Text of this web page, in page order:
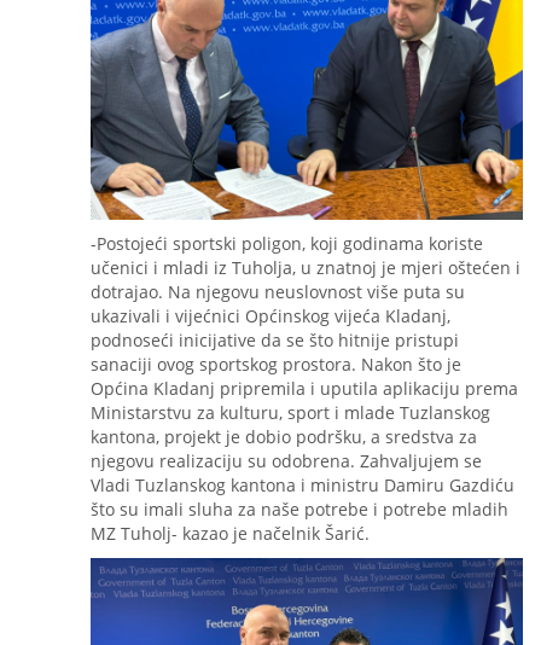
-Postojeći sportski poligon, koji godinama koriste
učenici i mladi iz Tuholja, u znatnoj je mjeri oštećen i
dotrajao. Na njegovu neuslovnost više puta su
ukazivali i vijećnici Općinskog vijeća Kladanj,
podnoseći inicijative da se što hitnije pristupi
sanaciji ovog sportskog prostora. Nakon što je
Općina Kladanj pripremila i uputila aplikaciju prema
Ministarstvu za kulturu, sport i mlade Tuzlanskog
kantona, projekt je dobio podršku, a sredstva za
njegovu realizaciju su odobrena. Zahvaljujem se
Vladi Tuzlanskog kantona i ministru Damiru Gazdiću
što su imali sluha za naše potrebe i potrebe mladih
MZ Tuholj- kazao je načelnik Šarić.